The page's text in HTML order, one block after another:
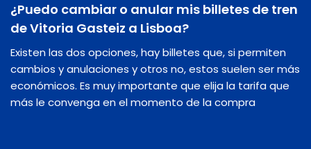
¿Puedo cambiar o anular mis billetes de tren
de Vitoria Gasteiz a Lisboa?
Existen las dos opciones, hay billetes que, si permiten
cambios y anulaciones y otros no, estos suelen ser más
económicos. Es muy importante que elija la tarifa que
más le convenga en el momento de la compra